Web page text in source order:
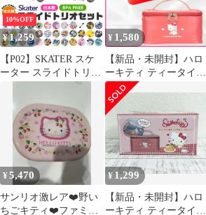
10%OFF
¥ 1,259
【P02】SKATER スケ
ーター スライドトリオ
セット 保育園 幼稚園
男の子 女の子 キャラク
ター BPAフリー 送料無
料 sf-tcs1am
¥ 1,580
【新品・未開封】ハロ
ーキティ ティータイム
保冷バッグ付き ランチ
ボックス お箸
¥5,470
サンリオ激レア❤️野い
ちごキティ❤️ファミリ
¥ 1,299
【新品・未開封】ハロ
ーキティ ティータイム